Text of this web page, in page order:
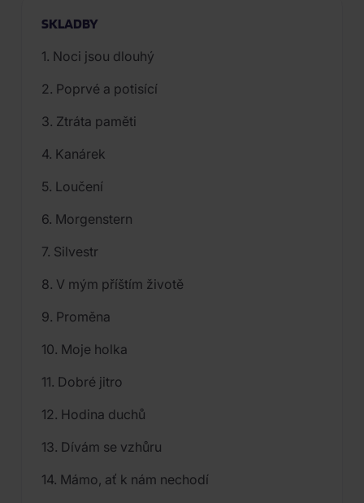
SKLADBY
1. Noci jsou dlouhý
2. Poprvé a potisící
3. Ztráta paměti
4. Kanárek
5. Loučení
6. Morgenstern
7. Silvestr
8. V mým příštím životě
9. Proměna
10. Moje holka
11. Dobré jitro
12. Hodina duchů
13. Dívám se vzhůru
14. Mámo, ať k nám nechodí